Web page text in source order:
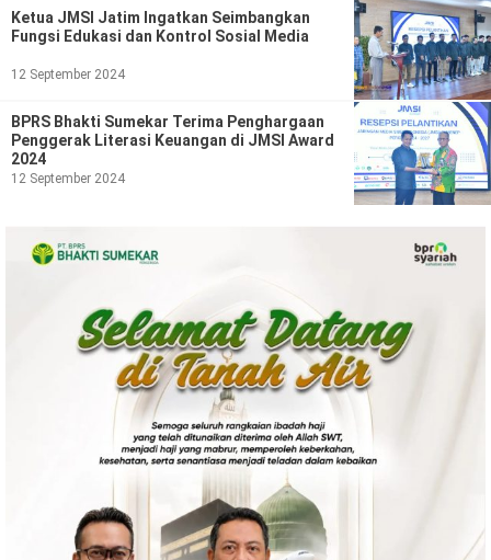
Iptek
SosBud
Wisata
Olahraga
Birokrasi
Ketua JMSI Jatim Ingatkan Seimbangkan
Fungsi Edukasi dan Kontrol Sosial Media
12 September 2024
BPRS Bhakti Sumekar Terima Penghargaan
Penggerak Literasi Keuangan di JMSI Award
2024
12 September 2024